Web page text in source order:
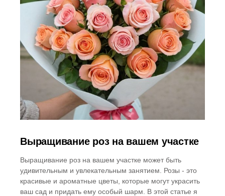
Выращивание роз на вашем участке
Выращивание роз на вашем участке может быть
удивительным и увлекательным занятием. Розы - это
красивые и ароматные цветы, которые могут украсить
ваш сад и придать ему особый шарм. В этой статье я